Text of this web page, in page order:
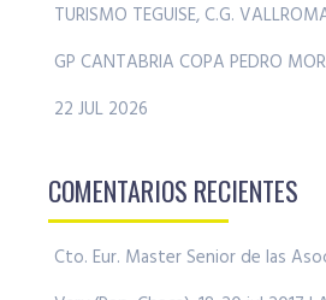
TURISMO TEGUISE, C.G.
GP CANTABRIA COPA PEDRO
22 JUL 2026
COMENTARIOS RECIENTES
Cto. Eur. Master Senior de las